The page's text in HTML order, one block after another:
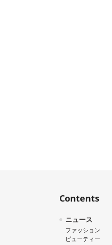
Contents
ニュース
ファッション
ビューティー